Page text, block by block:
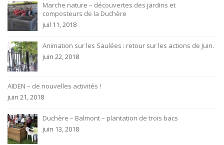
Marche nature – découvertes des jardins et
composteurs de la Duchère
juil 11, 2018
Animation sur les Saulées : retour sur les actions de Juin.
juin 22, 2018
AIDEN – de nouvelles activités !
juin 21, 2018
Duchère – Balmont – plantation de trois bacs
juin 13, 2018